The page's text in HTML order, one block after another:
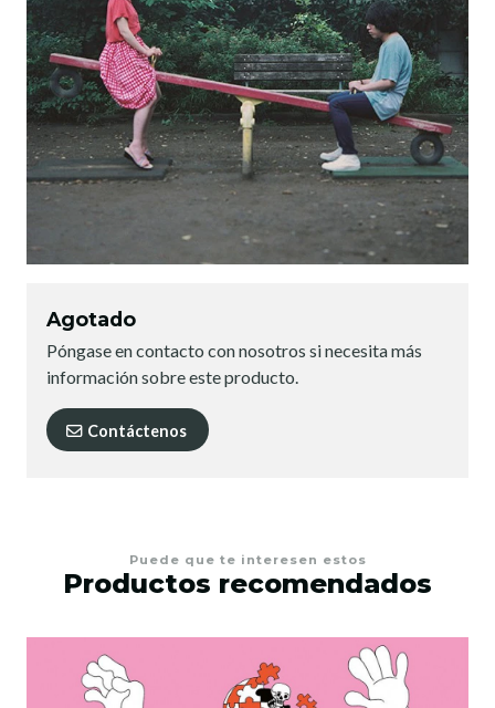
Agotado
Póngase en contacto con nosotros si necesita más
información sobre este producto.
Contáctenos
Puede que te interesen estos
Productos recomendados